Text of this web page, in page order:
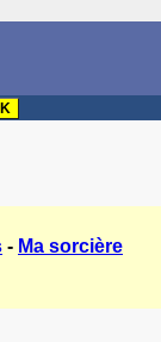
- Ma sorcière